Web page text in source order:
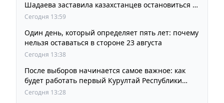
Шадаева заставила казахстанцев остановиться и
задуматься
Сегодня 13:59
Один день, который определяет пять лет: почему
нельзя оставаться в стороне 23 августа
Сегодня 13:38
После выборов начинается самое важное: как
будет работать первый Курултай Республики
Казахстан
Сегодня 13:28